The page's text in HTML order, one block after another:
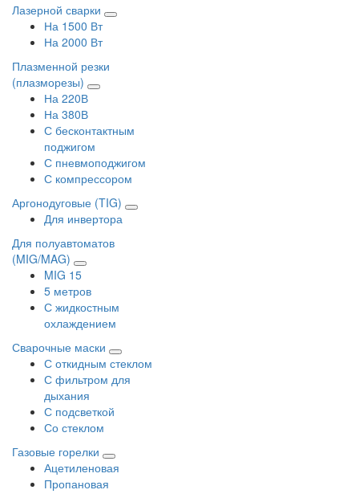
Лазерной сварки
На 1500 Вт
На 2000 Вт
Плазменной резки
(плазморезы)
На 220В
На 380В
С бесконтактным
поджигом
С пневмоподжигом
С компрессором
Аргонодуговые (TIG)
Для инвертора
Для полуавтоматов
(MIG/MAG)
MIG 15
5 метров
С жидкостным
охлаждением
Сварочные маски
С откидным стеклом
С фильтром для
дыхания
С подсветкой
Со стеклом
Газовые горелки
Ацетиленовая
Пропановая